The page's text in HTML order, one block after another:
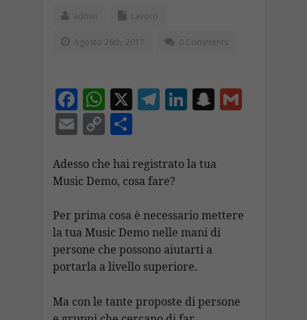
admin Lavoro
Agosto 26th, 2017 0 Comments
F
ac
e
b
o
o
k
W
h
at
s
A
p
p
X T
gr
a
m
Li
e
n
S
p
h
at
G
E
ai
l
C
p
y
Li
n
k
C
n
di
vi
di
Adesso che hai registrato la tua
Music Demo, cosa fare?
Per prima cosa è necessario mettere
la tua Music Demo nelle mani di
persone che possono aiutarti a
portarla a livello superiore.
Ma con le tante proposte di persone